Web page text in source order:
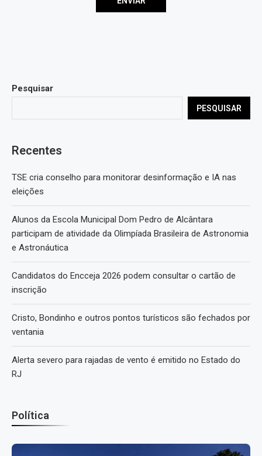
Pesquisar
PESQUISAR
Recentes
TSE cria conselho para monitorar desinformação e IA nas
eleições
Alunos da Escola Municipal Dom Pedro de Alcântara
participam de atividade da Olimpíada Brasileira de Astronomia
e Astronáutica
Candidatos do Encceja 2026 podem consultar o cartão de
inscrição
Cristo, Bondinho e outros pontos turísticos são fechados por
ventania
Alerta severo para rajadas de vento é emitido no Estado do
RJ
Política